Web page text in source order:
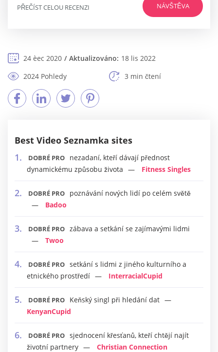
NÁVŠTĚVA
PŘEČÍST CELOU RECENZI
24 èec 2020 Aktualizováno: 18 lis 2022
2024 Pohledy
3 min čtení
Best Video Seznamka sites
DOBRÉ PRO
nezadaní, kteří dávají přednost
dynamickému způsobu života
Fitness Singles
DOBRÉ PRO
poznávání nových lidí po celém světě
Badoo
DOBRÉ PRO zábava a setkání se zajímavými lidmi
Twoo
DOBRÉ PRO setkání s lidmi z jiného kulturního a
etnického prostředí
InterracialCupid
DOBRÉ PRO
Keňský singl při hledání dat
KenyanCupid
DOBRÉ PRO sjednocení křesťanů, kteří chtějí najít
životní partnery
Christian Connection